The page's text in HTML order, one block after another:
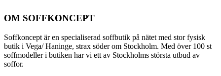
OM SOFFKONCEPT
Soffkoncept är en specialiserad soffbutik på nätet med stor fysisk
butik i Vega/ Haninge, strax söder om Stockholm. Med över 100 st
soffmodeller i butiken har vi ett av Stockholms största utbud av
soffor.